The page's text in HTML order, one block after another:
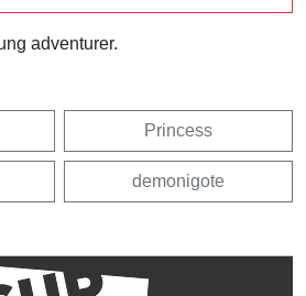
adventurer.
Princess
demonigote